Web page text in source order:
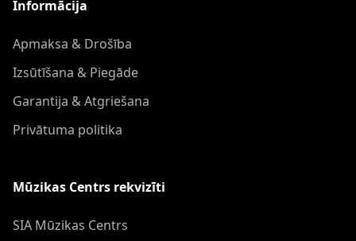
Informācija
Apmaksa & Drošība
Izsūtīšana & Piegāde
Garantija & Atgriešana
Privātuma politika
Mūzikas Centrs rekvizīti
SIA Mūzikas Centrs